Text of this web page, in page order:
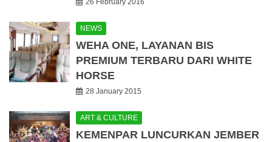
26 February 2016
NEWS
WEHA ONE, LAYANAN BIS
PREMIUM TERBARU DARI WHITE
HORSE
28 January 2015
ART & CULTURE
KEMENPAR LUNCURKAN JEMBER